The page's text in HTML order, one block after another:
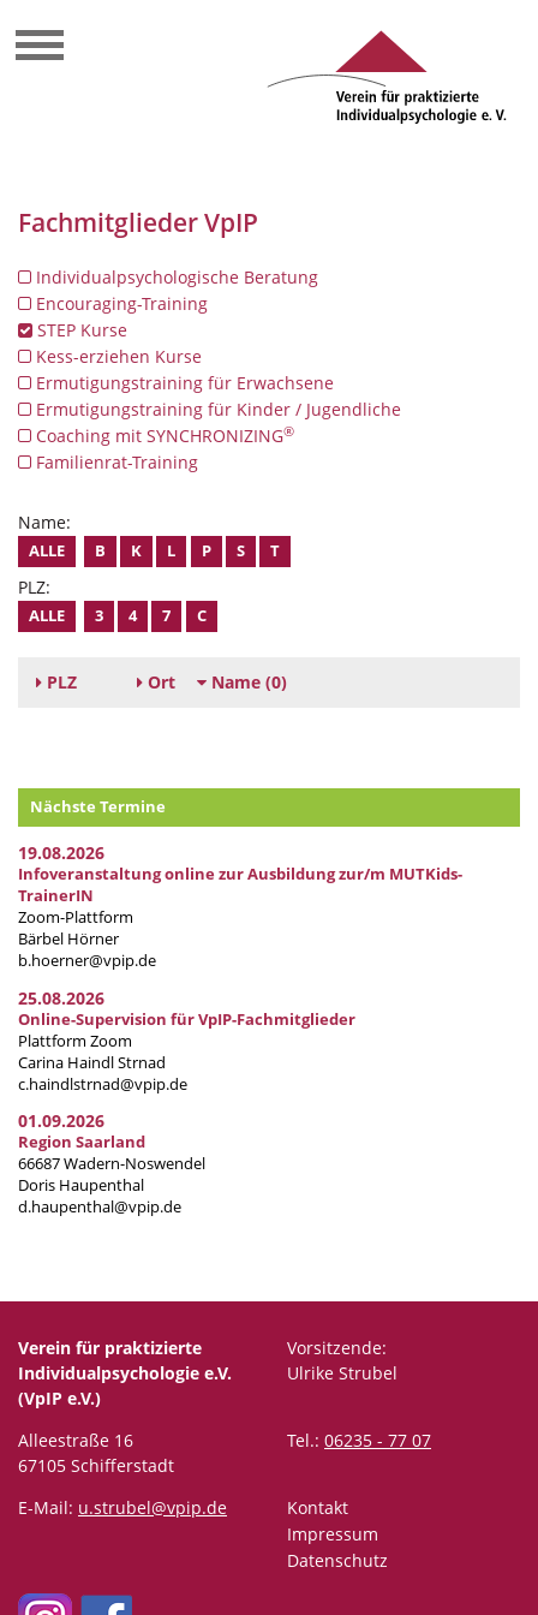
Fachmitglieder VpIP
Individualpsychologische Beratung
Encouraging-Training
STEP Kurse
Kess-erziehen Kurse
Ermutigungstraining für Erwachsene
Ermutigungstraining für Kinder / Jugendliche
Coaching mit SYNCHRONIZING®
Familienrat-Training
Name:
ALLE B K L P S T
PLZ:
ALLE 3 4 7 C
PLZ Ort Name (0)
Nächste Termine
19.08.2026
Infoveranstaltung online zur Ausbildung zur/m MUTKids-
TrainerIN
Zoom-Plattform
Bärbel Hörner
b.hoerner@vpip.de
25.08.2026
Online-Supervision für VpIP-Fachmitglieder
Plattform Zoom
Carina Haindl Strnad
c.haindlstrnad@vpip.de
01.09.2026
Region Saarland
66687 Wadern-Noswendel
Doris Haupenthal
d.haupenthal@vpip.de
Verein für praktizierte
Individualpsychologie e.V.
(VpIP e.V.)
Vorsitzende:
Ulrike Strubel
Alleestraße 16
67105 Schifferstadt
Tel.: 06235 - 77 07
E-Mail: u.strubel@vpip.de
Kontakt
Impressum
Datenschutz